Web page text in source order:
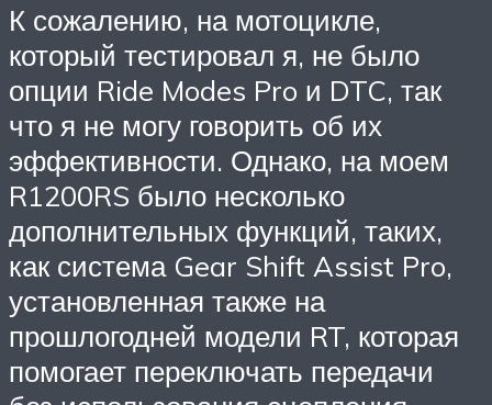
К сожалению, на мотоцикле,
который тестировал я, не было
опции Ride Modes Pro и DTC, так
что я не могу говорить об их
эффективности. Однако, на моем
R1200RS было несколько
дополнительных функций, таких,
как система Gear Shift Assist Pro,
установленная также на
прошлогодней модели RT, которая
помогает переключать передачи